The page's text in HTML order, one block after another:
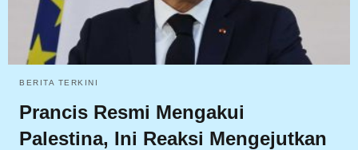
BERITA TERKINI
Prancis Resmi Mengakui
Palestina, Ini Reaksi Mengejutkan